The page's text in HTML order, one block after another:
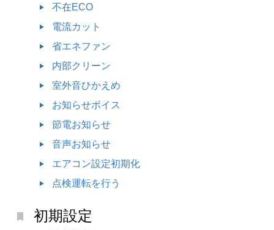
不在ECO
電流カット
省エネファン
内部クリーン
室外音ひかえめ
お知らせボイス
節電お知らせ
音声お知らせ
エアコン設定初期化
点検運転を行う
初期設定